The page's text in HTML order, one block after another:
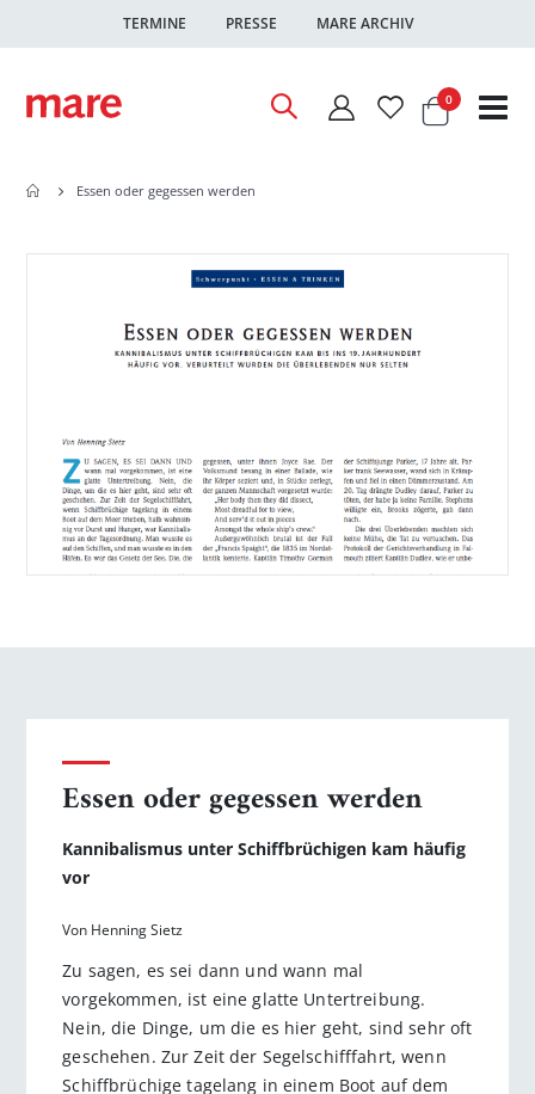
TERMINE PRESSE MARE ARCHIV
Warenkorb
0Artikel
Essen oder gegessen werden
Essen oder gegessen werden
Kannibalismus unter Schiffbrüchigen kam häufig
vor
Von Henning Sietz
Zu sagen, es sei dann und wann mal
vorgekommen, ist eine glatte Untertreibung.
Nein, die Dinge, um die es hier geht, sind sehr oft
geschehen. Zur Zeit der Segelschifffahrt, wenn
Schiffbrüchige tagelang in einem Boot auf dem